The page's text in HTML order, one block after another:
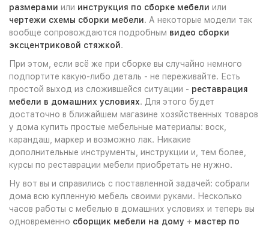
размерами или инструкция по сборке мебели или
чертежи схемы сборки мебели. А некоторые модели так
вообще сопровождаются подробным видео сборки
эксцентриковой стяжкой.
При этом, если всё же при сборке вы случайно немного
подпортите какую-либо деталь - не переживайте. Есть
простой выход из сложившейся ситуации - реставрация
мебели в домашних условиях. Для этого будет
достаточно в ближайшем магазине хозяйственных товаров
у дома купить простые мебельные материалы: воск,
карандаш, маркер и возможно лак. Никакие
дополнительные инструменты, инструкции и, тем более,
курсы по реставрации мебели приобретать не нужно.
Ну вот вы и справились с поставленной задачей: собрали
дома всю купленную мебель своими руками. Несколько
часов работы с мебелью в домашних условиях и теперь вы
одновременно сборщик мебели на дому + мастер по